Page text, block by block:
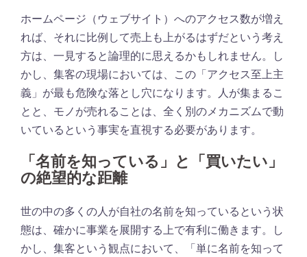
ホームページ（ウェブサイト）へのアクセス数が増え
れば、それに比例して売上も上がるはずだという考え
方は、一見すると論理的に思えるかもしれません。し
かし、集客の現場においては、この「アクセス至上主
義」が最も危険な落とし穴になります。人が集まるこ
とと、モノが売れることは、全く別のメカニズムで動
いているという事実を直視する必要があります。
「名前を知っている」と「買いたい」
の絶望的な距離
世の中の多くの人が自社の名前を知っているという状
態は、確かに事業を展開する上で有利に働きます。し
かし、集客という観点において、「単に名前を知って